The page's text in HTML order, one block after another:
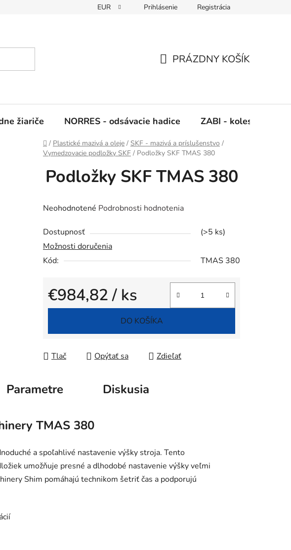
údajov Napíšte nám
EUR Prihlásenie Registrácia
PRÁZDNY KOŠÍK
žiariče NORRES - odsávacie hadice ZABI - kolesá,
Domov
/ Plastické mazivá a oleje / SKF - mazivá a príslušenstvo /
Vymedzovacie podložky SKF / Podložky SKF TMAS 380
Podložky SKF TMAS 380
Priemerné
produktu
je
0,0
hviezdičiek.
Neohodnotené Podrobnosti hodnotenia
Dostupnosť
(>5 ks)
Možnosti doručenia
Kód:
TMAS 380
€984,82/ ks
Jednotková cena:
DO KOŠÍKA
Tlač Opýtať sa Zdieľať
Parametre Diskusia
TMAS 380
a spoľahlivé nastavenie výšky stroja. Tento
umožňuje presné a dlhodobé nastavenie výšky veľmi
Shim pomáhajú technikom šetriť čas a podporujú